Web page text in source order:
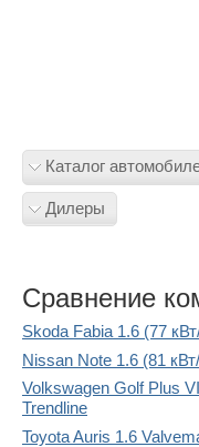
Каталог
Дилеры
Сравнение
Skoda Fabia 1.6 (77
Nissan Note 1.6 (81
Volkswagen Golf Plus
Trendline
Toyota Auris 1.6